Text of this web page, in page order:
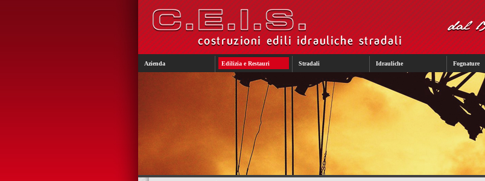
Azienda Edilizia e Restauri Stradali Idrauliche Fognature